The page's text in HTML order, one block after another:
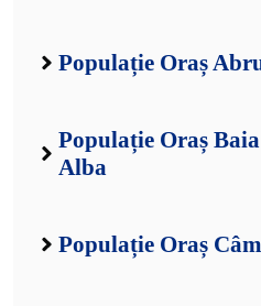
Populație Oraș
Populație Oraș
Alba
Populație Oraș